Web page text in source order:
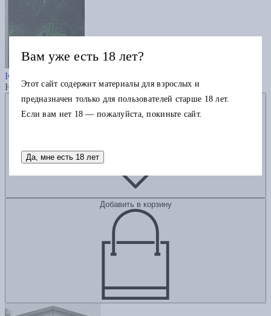
Юк Хуэй
Нет в наличии
Добавить в избранное
Добавить в корзину
Вам уже есть 18 лет?
Этот сайт содержит материалы для взрослых и
предназначен только для пользователей старше 18 лет.
Если вам нет 18 — пожалуйста, покиньте сайт.
Да, мне есть 18 лет